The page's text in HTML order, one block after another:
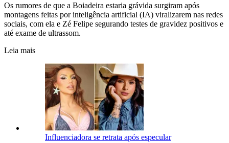
Os rumores de que a Boiadeira estaria grávida surgiram após
montagens feitas por inteligência artificial (IA) viralizarem nas redes
sociais, com ela e Zé Felipe segurando testes de gravidez positivos e
até exame de ultrassom.
Leia mais
Influenciadora se retrata após especular